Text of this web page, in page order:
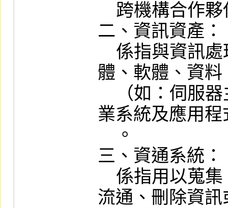
二、資訊資產：
體、軟體、資
業系統及應用
三、資通系統：
流通、刪除資